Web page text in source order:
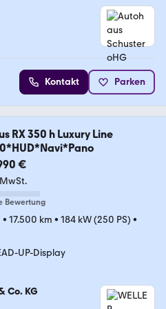
Kontakt Parken
RX 350 h Luxury Line
€
Bewertung
• 17.500 km • 184 kW (250 PS) •
UP-Display
Co. KG